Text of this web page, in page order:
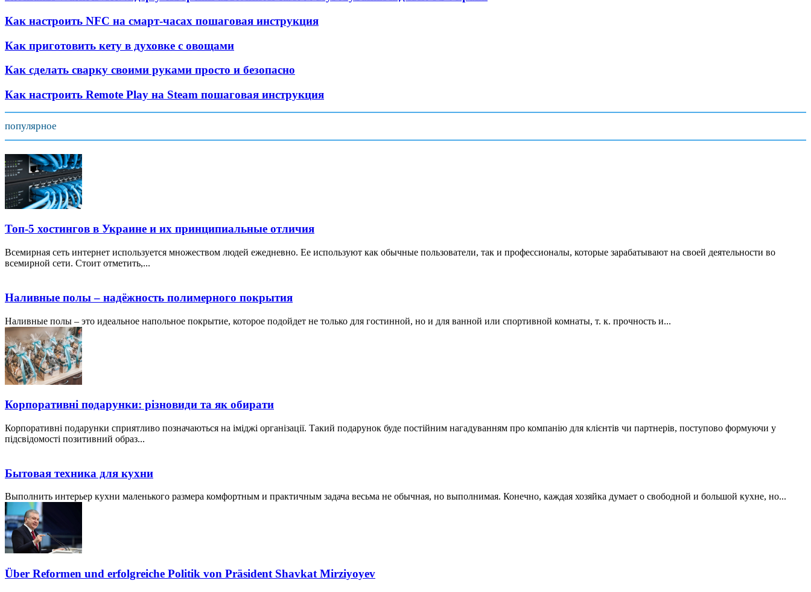
Как настроить NFC на смарт-часах пошаговая инструкция
Как приготовить кету в духовке с овощами
Как сделать сварку своими руками просто и безопасно
Как настроить Remote Play на Steam пошаговая инструкция
популярное
Топ-5 хостингов в Украине и их принципиальные отличия
Всемирная сеть интернет используется множеством людей ежедневно. Ее используют как обычные пользователи, так и профессионалы, которые зарабатывают на своей деятельности во
всемирной сети. Стоит отметить,...
Наливные полы – надёжность полимерного покрытия
Наливные полы – это идеальное напольное покрытие, которое подойдет не только для гостинной, но и для ванной или спортивной комнаты, т. к. прочность и...
Корпоративні подарунки: різновиди та як обирати
Корпоративні подарунки сприятливо позначаються на іміджі організації. Такий подарунок буде постійним нагадуванням про компанію для клієнтів чи партнерів, поступово формуючи у
підсвідомості позитивний образ...
Бытовая техника для кухни
Выполнить интерьер кухни маленького размера комфортным и практичным задача весьма не обычная, но выполнимая. Конечно, каждая хозяйка думает о свободной и большой кухне, но...
Über Reformen und erfolgreiche Politik von Präsident Shavkat Mirziyoyev